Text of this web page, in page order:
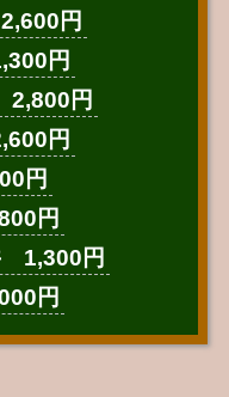
円
円
円
円
円
円
1,300円
円